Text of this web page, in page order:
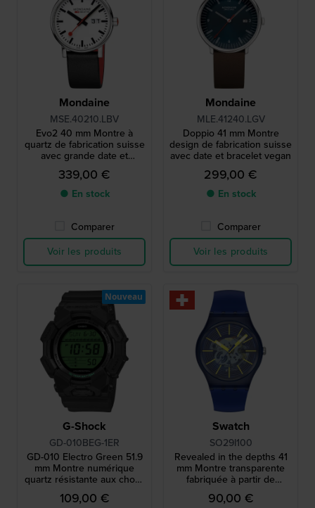
Mondaine
MSE.40210.LBV
Evo2 40 mm Montre à
quartz de fabrication suisse
avec grande date et
bracelet en cuir végétalien
339,00 €
● En stock
Comparer
Voir les produits
Mondaine
MLE.41240.LGV
Doppio 41 mm Montre
design de fabrication suisse
avec date et bracelet vegan
299,00 €
● En stock
Comparer
Voir les produits
G-Shock
GD-010BEG-1ER
GD-010 Electro Green 51.9
mm Montre numérique
quartz résistante aux chocs
avec batterie de 10 ans
109,00 €
Nouveau
Swatch
SO29I100
Revealed in the depths 41
mm Montre transparente
fabriquée à partir de
matériaux biosourcés
90,00 €